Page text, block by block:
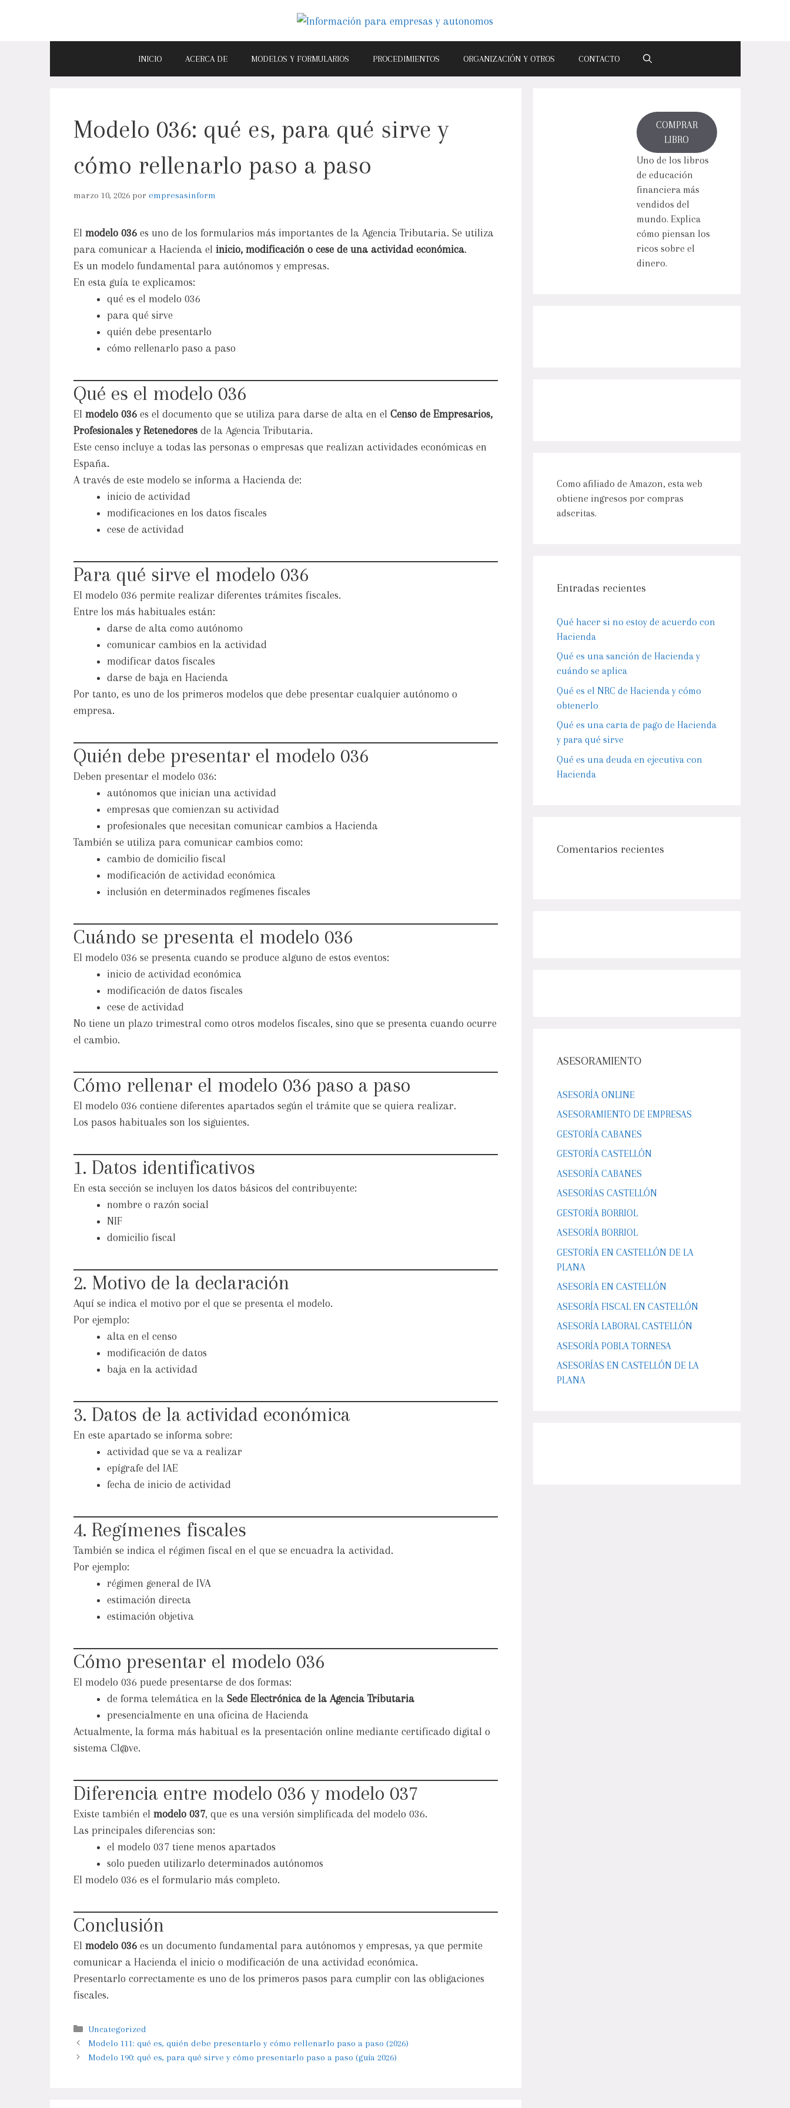
INICIO ACERCA DE MODELOS Y FORMULARIOS PROCEDIMIENTOS ORGANIZACIÓN Y OTROS CONTACTO
Modelo 036: qué es, para qué sirve y
cómo rellenarlo paso a paso
marzo 10, 2026 por empresasinform
El modelo 036es uno de los formularios más importantes de la Agencia Tributaria. Se utiliza
para comunicar a Hacienda el inicio, modificación o cese de una actividad económica.
Es un modelo fundamental para autónomos y empresas.
En esta guía te explicamos:
qué es el modelo 036
para qué sirve
quién debe presentarlo
cómo rellenarlo paso a paso
Qué es el modelo 036
El modelo 036es el documento que se utiliza para darse de alta en el Censo de Empresarios,
Profesionales y Retenedoresde la Agencia Tributaria.
Este censo incluye a todas las personas o empresas que realizan actividades económicas en
España.
A través de este modelo se informa a Hacienda de:
inicio de actividad
modificaciones en los datos fiscales
cese de actividad
Para qué sirve el modelo 036
El modelo 036 permite realizar diferentes trámites fiscales.
Entre los más habituales están:
darse de alta como autónomo
comunicar cambios en la actividad
modificar datos fiscales
darse de baja en Hacienda
Por tanto, es uno de los primeros modelos que debe presentar cualquier autónomo o
empresa.
Quién debe presentar el modelo 036
Deben presentar el modelo 036:
autónomos que inician una actividad
empresas que comienzan su actividad
profesionales que necesitan comunicar cambios a Hacienda
También se utiliza para comunicar cambios como:
cambio de domicilio fiscal
modificación de actividad económica
inclusión en determinados regímenes fiscales
Cuándo se presenta el modelo 036
El modelo 036 se presenta cuando se produce alguno de estos eventos:
inicio de actividad económica
modificación de datos fiscales
cese de actividad
No tiene un plazo trimestral como otros modelos fiscales, sino que se presenta cuando ocurre
el cambio.
Cómo rellenar el modelo 036 paso a paso
El modelo 036 contiene diferentes apartados según el trámite que se quiera realizar.
Los pasos habituales son los siguientes.
1. Datos identificativos
En esta sección se incluyen los datos básicos del contribuyente:
nombre o razón social
NIF
domicilio fiscal
2. Motivo de la declaración
Aquí se indica el motivo por el que se presenta el modelo.
Por ejemplo:
alta en el censo
modificación de datos
baja en la actividad
3. Datos de la actividad económica
En este apartado se informa sobre:
actividad que se va a realizar
epígrafe del IAE
fecha de inicio de actividad
4. Regímenes fiscales
También se indica el régimen fiscal en el que se encuadra la actividad.
Por ejemplo:
régimen general de IVA
estimación directa
estimación objetiva
Cómo presentar el modelo 036
El modelo 036 puede presentarse de dos formas:
de forma telemática en la Sede Electrónica de la Agencia Tributaria
presencialmente en una oficina de Hacienda
Actualmente, la forma más habitual es la presentación online mediante certificado digital o
sistema Cl@ve.
Diferencia entre modelo 036 y modelo 037
Existe también el modelo 037, que es una versión simplificada del modelo 036.
Las principales diferencias son:
el modelo 037 tiene menos apartados
solo pueden utilizarlo determinados autónomos
El modelo 036 es el formulario más completo.
Conclusión
El modelo 036es un documento fundamental para autónomos y empresas, ya que permite
comunicar a Hacienda el inicio o modificación de una actividad económica.
Presentarlo correctamente es uno de los primeros pasos para cumplir con las obligaciones
fiscales.
Uncategorized
Modelo 111: qué es, quién debe presentarlo y cómo rellenarlo paso a paso (2026)
Modelo 190: qué es, para qué sirve y cómo presentarlo paso a paso (guía 2026)
COMPRAR
LIBRO
Uno de los libros
de educación
financiera más
vendidos del
mundo. Explica
cómo piensan los
ricos sobre el
dinero.
Como afiliado de Amazon, esta web
obtiene ingresos por compras
adscritas.
Entradas recientes
Qué hacer si no estoy de acuerdo con
Hacienda
Qué es una sanción de Hacienda y
cuándo se aplica
Qué es el NRC de Hacienda y cómo
obtenerlo
Qué es una carta de pago de Hacienda
y para qué sirve
Qué es una deuda en ejecutiva con
Hacienda
Comentarios recientes
ASESORAMIENTO
ASESORÍA ONLINE
ASESORAMIENTO DE EMPRESAS
GESTORÍA CABANES
GESTORÍA CASTELLÓN
ASESORÍA CABANES
ASESORÍAS CASTELLÓN
GESTORÍA BORRIOL
ASESORÍA BORRIOL
GESTORÍA EN CASTELLÓN DE LA
PLANA
ASESORÍA EN CASTELLÓN
ASESORÍA FISCAL EN CASTELLÓN
ASESORÍA LABORAL CASTELLÓN
ASESORÍA POBLA TORNESA
ASESORÍAS EN CASTELLÓN DE LA
PLANA